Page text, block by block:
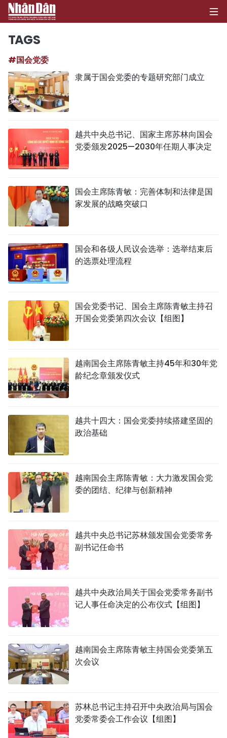
社会
文化
旅游
史海
图表新闻
ENGLISH
РУССКИЙ
TAGS
#国会党委
隶属于国会党委的专题研究部门成立
越共中央总书记、国家主席苏林向国会
党委颁发2025—2030年任期人事决定
国会主席陈青敏：完善体制和法律是国
家发展的战略突破口
国会和各级人民议会选举：选举结束后
的选票处理流程
国会党委书记、国会主席陈青敏主持召
开国会党委第四次会议【组图】
越南国会主席陈青敏主持45年和30年党
龄纪念章颁发仪式
越共十四大：国会党委持续搭建坚固的
政治基础
越南国会主席陈青敏：大力激发国会党
委的团结、纪律与创新精神
越共中央总书记苏林颁发国会党委常务
副书记任命书
越共中央政治局关于国会党委常务副书
记人事任命决定的公布仪式【组图】
越南国会主席陈青敏主持国会党委第五
次会议
苏林总书记主持召开中央政治局与国会
党委常委会工作会议【组图】